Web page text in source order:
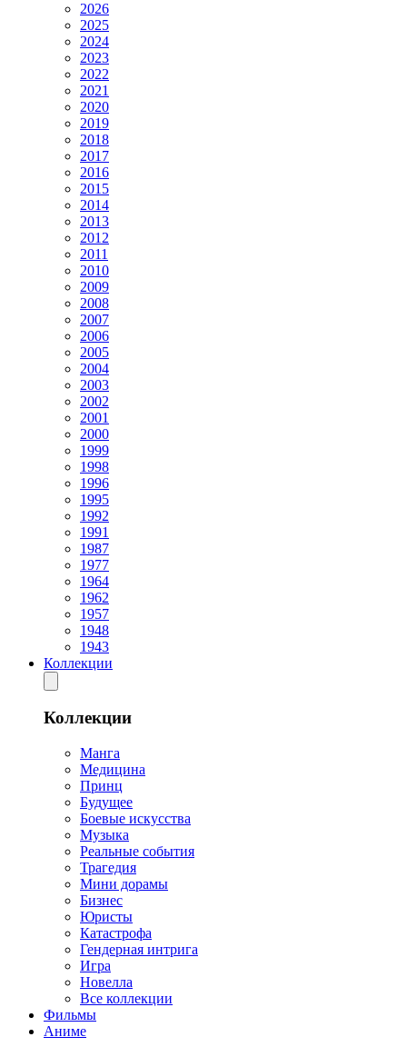
2026
2025
2024
2023
2022
2021
2020
2019
2018
2017
2016
2015
2014
2013
2012
2011
2010
2009
2008
2007
2006
2005
2004
2003
2002
2001
2000
1999
1998
1996
1995
1992
1991
1987
1977
1964
1962
1957
1948
1943
Коллекции
Коллекции
Манга
Медицина
Принц
Будущее
Боевые искусства
Музыка
Реальные события
Трагедия
Мини дорамы
Бизнес
Юристы
Катастрофа
Гендерная интрига
Игра
Новелла
Все коллекции
Фильмы
Аниме